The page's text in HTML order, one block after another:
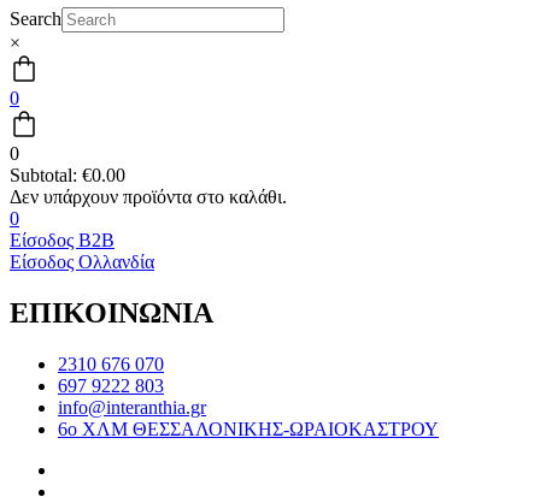
Search
×
0
0
Subtotal: €0.00
0
Είσοδος B2B
Είσοδος Ολλανδία
ΕΠΙΚΟΙΝΩΝΙΑ
2310 676 070
697 9222 803
info@interanthia.gr
6ο ΧΛΜ ΘΕΣΣΑΛΟΝΙΚΗΣ-ΩΡΑΙΟΚΑΣΤΡΟΥ